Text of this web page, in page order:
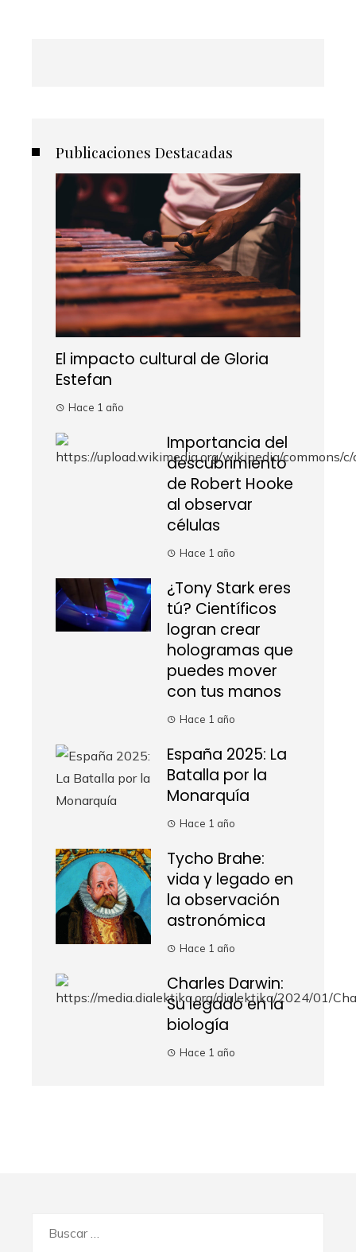
Publicaciones Destacadas
El impacto cultural de Gloria
Estefan
Hace 1 año
Importancia del
descubrimiento
de Robert Hooke
al observar
células
Hace 1 año
¿Tony Stark eres
tú? Científicos
logran crear
hologramas que
puedes mover
con tus manos
Hace 1 año
España 2025: La
Batalla por la
Monarquía
Hace 1 año
Tycho Brahe:
vida y legado en
la observación
astronómica
Hace 1 año
Charles Darwin:
Su legado en la
biología
Hace 1 año